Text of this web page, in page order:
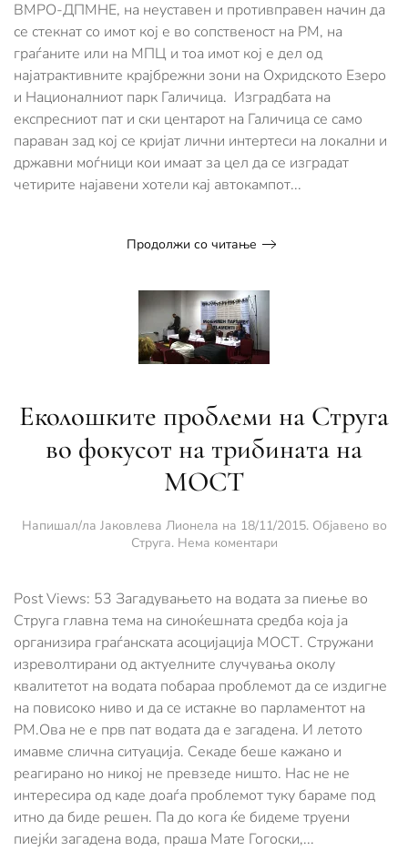
експресниот
пат
Галичица
ВМРО-ДПМНЕ, на неуставен и противправен начин да
се стекнат со имот кој е во сопственост на РМ, на
граѓаните или на МПЦ и тоа имот кој е дел од
најатрактивните крајбрежни зони на Охридското Езеро
и Националниот парк Галичица. Изградбата на
експресниот пат и ски центарот на Галичица се само
параван зад кој се кријат лични интертеси на локални и
државни моѓници кои имаат за цел да се изградат
четирите најавени хотели кај автокампот...
Продолжи со читање
Еколошките проблеми на Струга
во фокусот на трибината на
МОСТ
Напишал/ла Јаковлева Лионела на 18/11/2015. Објавено во
Струга. Нема коментариза
на
Струга
во
фокусот
на
трибината
МОСТ
Post Views: 53 Загадувањето на водата за пиење во
Струга главна тема на синоќешната средба која ја
организира граѓанската асоцијација МОСТ. Стружани
изреволтирани од актуелните случувања околу
квалитетот на водата побараа проблемот да се издигне
на повисоко ниво и да се истакне во парламентот на
РМ.Ова не е прв пат водата да е загадена. И летото
имавме слична ситуација. Секаде беше кажано и
реагирано но никој не превзеде ништо. Нас не не
интересира од каде доаѓа проблемот туку бараме под
итно да биде решен. Па до кога ќе бидеме труени
пиејќи загадена вода, праша Мате Гогоски,...